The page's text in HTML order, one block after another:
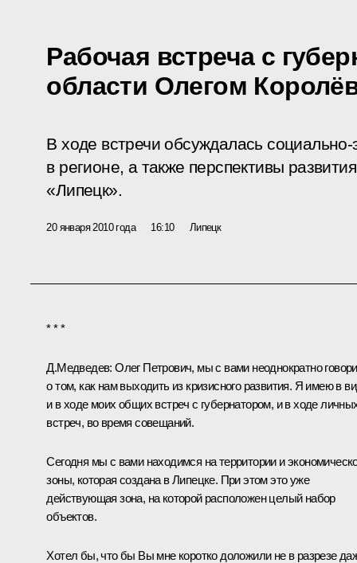
Рабочая встреча с
области Олегом
В ходе встречи обсуждалась социально-
в регионе, а также перспективы
«Липецк».
20 января 2010 года 16:10 Липецк
* * *
Д.Медведев: Олег Петрович, мы с вами неоднократно
о том, как нам выходить из кризисного развития. Я имею в
и в ходе моих общих встреч с губернатором, и в ходе
встреч, во время совещаний.
Сегодня мы с вами находимся на территории и
зоны, которая создана в Липецке. При этом это уже
действующая зона, на которой расположен целый набор
объектов.
Хотел бы, что бы Вы мне коротко доложили не в разрезе